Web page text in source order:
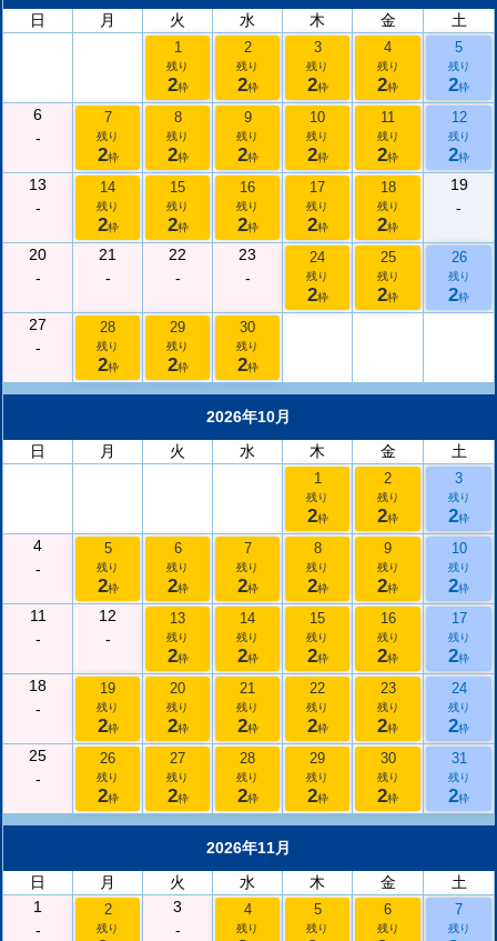
日
月 火 水 木 金 土
1
残り
2枠
2
残り
2枠
3
残り
2枠
4
残り
2枠
5
残り
2枠
6
-
7
残り
2枠
8
残り
2枠
9
残り
2枠
10
残り
2枠
11
残り
2枠
12
残り
2枠
13
-
14
残り
2枠
15
残り
2枠
16
残り
2枠
17
残り
2枠
18
残り
2枠
19
-
20
-
21
-
22
-
23
-
24
残り
2枠
25
残り
2枠
26
残り
2枠
27
-
28
残り
2枠
29
残り
2枠
30
残り
2枠
2026年10月
日
月 火 水 木 金 土
1
残り
2枠
2
残り
2枠
3
残り
2枠
4
-
5
残り
2枠
6
残り
2枠
7
残り
2枠
8
残り
2枠
9
残り
2枠
10
残り
2枠
11
-
12
-
13
残り
2枠
14
残り
2枠
15
残り
2枠
16
残り
2枠
17
残り
2枠
18
-
19
残り
2枠
20
残り
2枠
21
残り
2枠
22
残り
2枠
23
残り
2枠
24
残り
2枠
25
-
26
残り
2枠
27
残り
2枠
28
残り
2枠
29
残り
2枠
30
残り
2枠
31
残り
2枠
2026年11月
日
月 火 水 木 金
土
1
-
2
残り
3
-
4
残り
5
残り
6
残り
7
残り